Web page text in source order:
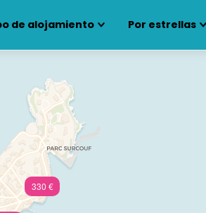
de alojamiento Por estrellas
330 €